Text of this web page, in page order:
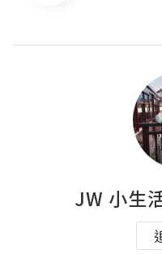
JW 小生